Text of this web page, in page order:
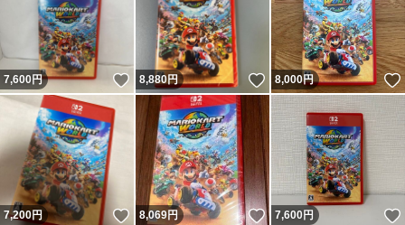
7,600円 いいね！
8,880円 いいね！
8,000円
7,200円 いいね！
8,069円 いいね！
7,600円